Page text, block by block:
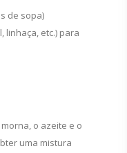
de sopa)
linhaça, etc.) para
o azeite e o
uma mistura